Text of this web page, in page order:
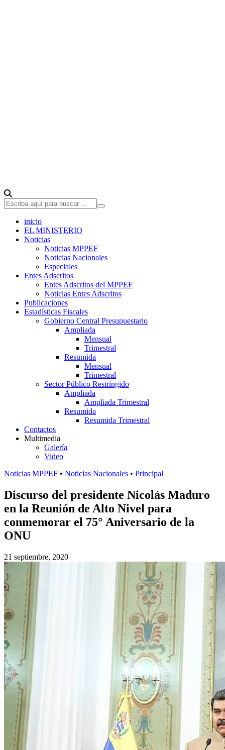
inicio
EL MINISTERIO
Noticias
Noticias MPPEF
Noticias Nacionales
Especiales
Entes Adscritos
Entes Adscritos del MPPEF
Noticias Entes Adscritos
Publicaciones
Estadísticas Fiscales
Gobierno Central Presupuestario
Ampliada
Mensual
Trimestral
Resumida
Mensual
Trimestral
Sector Público Restringido
Ampliada
Ampliada Trimestral
Resumida
Resumida Trimestral
Contactos
Multimedia
Galería
Video
Noticias MPPEF • Noticias Nacionales • Principal
Discurso del presidente Nicolás Maduro
en la Reunión de Alto Nivel para
conmemorar el 75° Aniversario de la
ONU
21 septiembre, 2020